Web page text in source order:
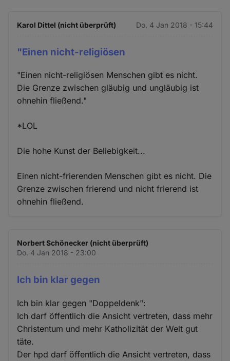
Karol Dittel (nicht überprüft) Do. 4 Jan 2018 - 15:44
"Einen nicht-religiösen
"Einen nicht-religiösen Menschen gibt es nicht.
Die Grenze zwischen gläubig und ungläubig ist
ohnehin fließend."
*LOL
Die hohe Kunst der Beliebigkeit...
Einen nicht-frierenden Menschen gibt es nicht. Die
Grenze zwischen frierend und nicht frierend ist
ohnehin fließend.
Norbert Schönecker (nicht überprüft)
Do. 4 Jan 2018 - 23:00
Ich bin klar gegen
Ich bin klar gegen "Doppeldenk":
Ich darf öffentlich die Ansicht vertreten, dass mehr
Christentum und mehr Katholizität der Welt gut
täte.
Der hpd darf öffentlich die Ansicht vertreten, dass